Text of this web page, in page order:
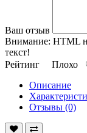
Ваш отзыв
Внимание: HTML
текст!
Рейтинг Плохо
Описание
Отзывы (0)